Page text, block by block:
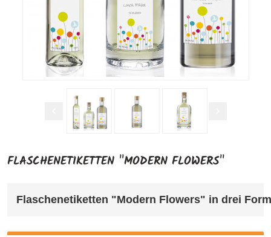
FLASCHENETIKETTEN "MODERN FLOWERS"
Flaschenetiketten "Modern Flowers" in drei